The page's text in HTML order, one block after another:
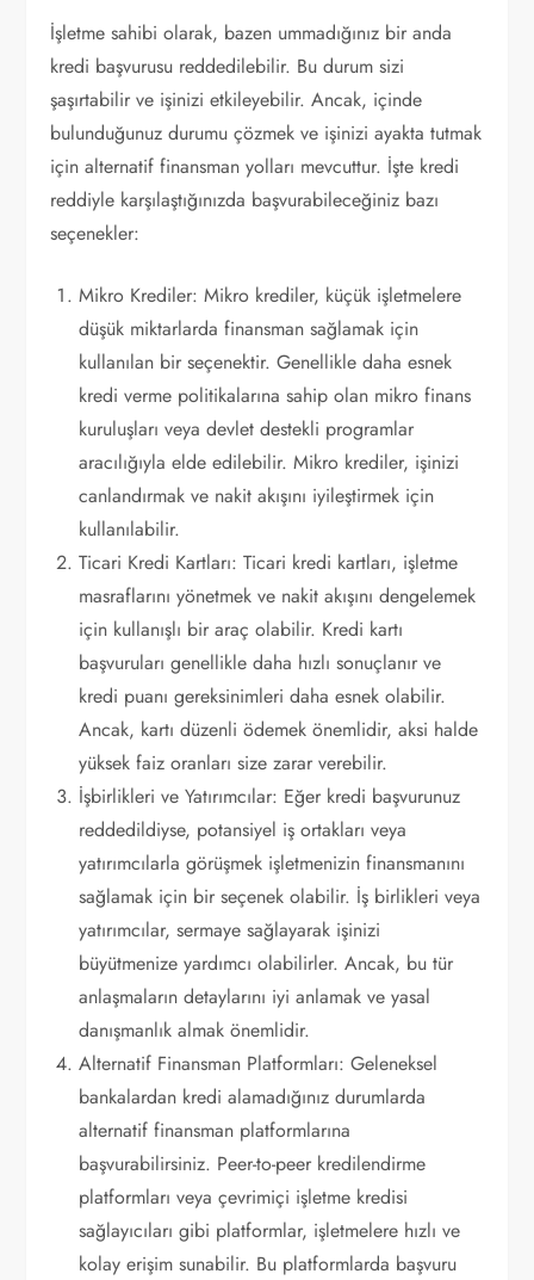
İşletme sahibi olarak, bazen ummadığınız bir anda
kredi başvurusu reddedilebilir. Bu durum sizi
şaşırtabilir ve işinizi etkileyebilir. Ancak, içinde
bulunduğunuz durumu çözmek ve işinizi ayakta tutmak
için alternatif finansman yolları mevcuttur. İşte kredi
reddiyle karşılaştığınızda başvurabileceğiniz bazı
seçenekler:
Mikro Krediler: Mikro krediler, küçük işletmelere
düşük miktarlarda finansman sağlamak için
kullanılan bir seçenektir. Genellikle daha esnek
kredi verme politikalarına sahip olan mikro finans
kuruluşları veya devlet destekli programlar
aracılığıyla elde edilebilir. Mikro krediler, işinizi
canlandırmak ve nakit akışını iyileştirmek için
kullanılabilir.
Ticari Kredi Kartları: Ticari kredi kartları, işletme
masraflarını yönetmek ve nakit akışını dengelemek
için kullanışlı bir araç olabilir. Kredi kartı
başvuruları genellikle daha hızlı sonuçlanır ve
kredi puanı gereksinimleri daha esnek olabilir.
Ancak, kartı düzenli ödemek önemlidir, aksi halde
yüksek faiz oranları size zarar verebilir.
İşbirlikleri ve Yatırımcılar: Eğer kredi başvurunuz
reddedildiyse, potansiyel iş ortakları veya
yatırımcılarla görüşmek işletmenizin finansmanını
sağlamak için bir seçenek olabilir. İş birlikleri veya
yatırımcılar, sermaye sağlayarak işinizi
büyütmenize yardımcı olabilirler. Ancak, bu tür
anlaşmaların detaylarını iyi anlamak ve yasal
danışmanlık almak önemlidir.
Alternatif Finansman Platformları: Geleneksel
bankalardan kredi alamadığınız durumlarda
alternatif finansman platformlarına
başvurabilirsiniz. Peer-to-peer kredilendirme
platformları veya çevrimiçi işletme kredisi
sağlayıcıları gibi platformlar, işletmelere hızlı ve
kolay erişim sunabilir. Bu platformlarda başvuru